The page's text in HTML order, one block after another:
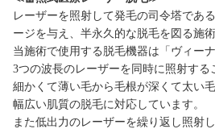
レーザーを照射して発毛の司令塔であ
ージを与え、半永久的な脱毛を図る施術
当施術で使用する脱毛機器は「ヴィー
3つの波長のレーザーを同時に照射す
細かくて薄い毛から毛根が深くて太い
幅広い肌質の脱毛に対応しています。
また低出力のレーザーを繰り返し照射